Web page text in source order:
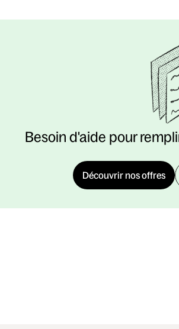
Besoin d'aide pour
Découvrir nos offres